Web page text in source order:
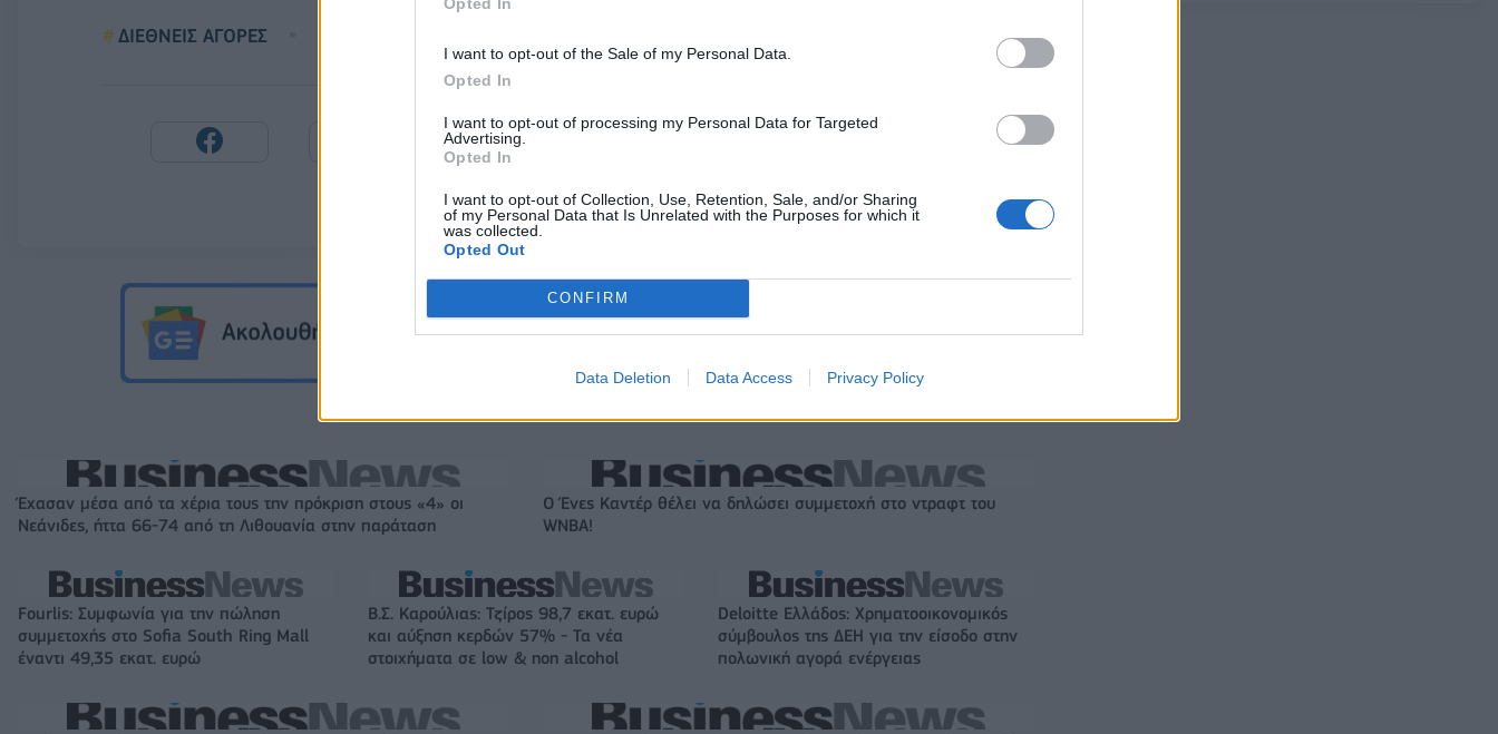
I want to opt-out of the Sale of my Personal Data.
Opted In
I want to opt-out of processing my Personal Data for Targeted
Advertising.
Opted In
I want to opt-out of Collection, Use, Retention, Sale, and/or Sharing
of my Personal Data that Is Unrelated with the Purposes for which it
was collected.
Opted Out
CONFIRM
Data Deletion Data Access Privacy Policy
ΔΙΕΘΝΕΙΣ ΑΓΟΡΕΣ
Έχασαν μέσα από τα χέρια τους την πρόκριση στους «4» οι
Νεάνιδες, ήττα 66-74 από τη Λιθουανία στην παράταση
Ο Ένες Καντέρ θέλει να δηλώσει συμμετοχή στο ντραφτ του
WNBA!
Fourlis: Συμφωνία για την πώληση
συμμετοχής στο Sofia South Ring Mall
έναντι 49,35 εκατ. ευρώ
Β.Σ. Καρούλιας: Τζίρος 98,7 εκατ. ευρώ
και αύξηση κερδών 57% - Τα νέα
στοιχήματα σε low & non alcohol
Deloitte Ελλάδος: Χρηματοοικονομικός
σύμβουλος της ΔΕΗ για την είσοδο στην
πολωνική αγορά ενέργειας